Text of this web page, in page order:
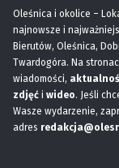
Oleśnica i okolice –
najnowsze i
Bierutów, Oleśnica,
Twardogóra. Na
wiadomości,
zdjęć i wideo. Jeśli
Wasze wydarzenie,
adres